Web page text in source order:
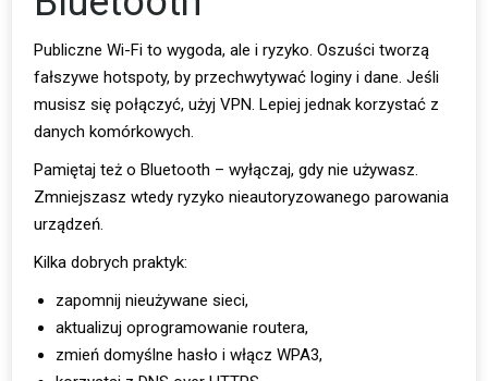
Publiczne Wi-Fi to wygoda, ale i ryzyko. Oszuści tworzą
fałszywe hotspoty, by przechwytywać loginy i dane. Jeśli
musisz się połączyć, użyj VPN. Lepiej jednak korzystać z
danych komórkowych.
Pamiętaj też o Bluetooth – wyłączaj, gdy nie używasz.
Zmniejszasz wtedy ryzyko nieautoryzowanego parowania
urządzeń.
Kilka dobrych praktyk:
zapomnij nieużywane sieci,
aktualizuj oprogramowanie routera,
zmień domyślne hasło i włącz WPA3,